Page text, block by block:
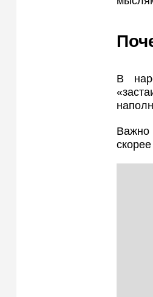
В
Важно